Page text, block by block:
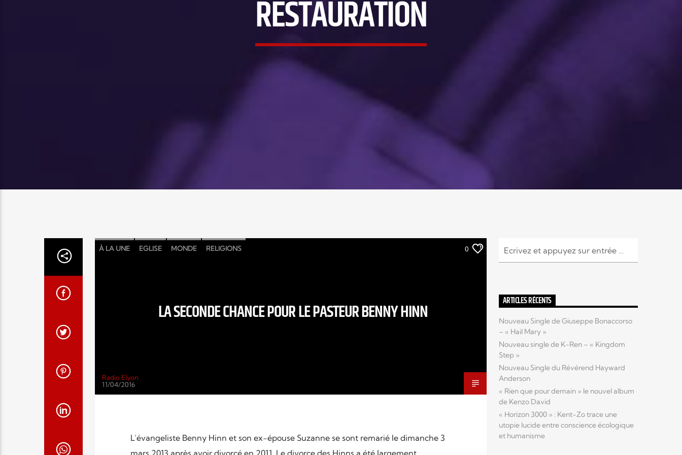
RESTAURATION
À LA UNE EGLISE MONDE RELIGIONS 0
LA SECONDE CHANCE POUR LE PASTEUR BENNY HINN
Radio Elyon
11/04/2016
L’évangeliste Benny Hinn et son ex-épouse Suzanne se sont remarié le dimanche 3
ARTICLES RÉCENTS
Nouveau Single de Giuseppe Bonaccorso
– « Hail Mary »
Nouveau single de K-Ren – « Kingdom
Step »
Nouveau Single du Révérend Hayward
Anderson
« Rien que pour demain » le nouvel album
de Kenzo David
« Horizon 3000 » : Kent-Zo trace une
utopie lucide entre conscience écologique
et humanisme